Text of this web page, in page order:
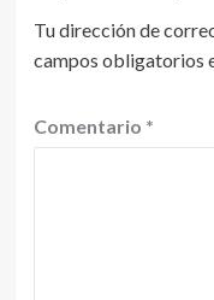
Tu dirección de
campos obligatorios
Comentario *